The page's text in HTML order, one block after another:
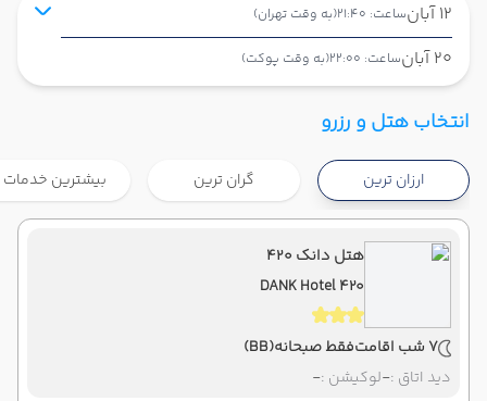
12 آبان ساعت: 21:40 (به وقت تهران)
20 آبان ساعت: 22:00 (به وقت پوکت)
شروع سفر تهران ,
نوع سفر :هواییEconomy ماهان
ساعت حرکت :21:40
07:00
پایان سفر
فرودگاه بین‌المللی پوکت HKT
تهران ,
نوع سفر :هواییEconomy
انتخاب هتل و رزرو
ارزان ترین گران ترین بیشترین خدمات
هتل دانک ۴۲۰
DANK Hotel 420
7 شب اقامت فقط صبحانه(BB)
دید اتاق :-لوکیشن :-